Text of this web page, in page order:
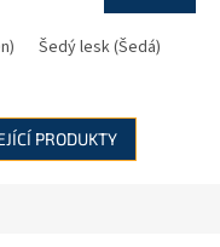
Šedý lesk (Šedá)
PRODUKTY